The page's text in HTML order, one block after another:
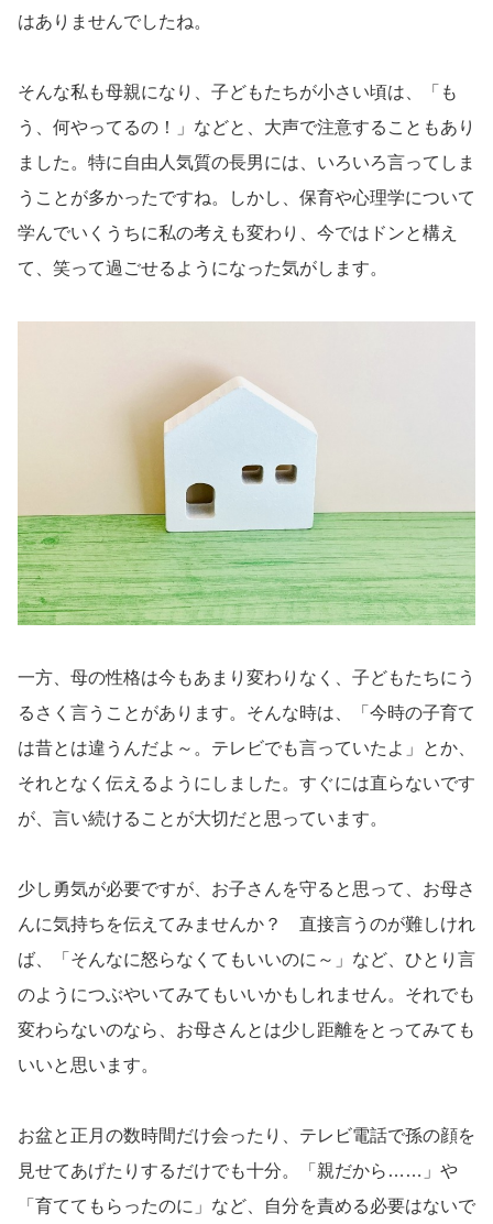
はありませんでしたね。
そんな私も母親になり、子どもたちが小さい頃は、「も
う、何やってるの！」などと、大声で注意することもあり
ました。特に自由人気質の長男には、いろいろ言ってしま
うことが多かったですね。しかし、保育や心理学について
学んでいくうちに私の考えも変わり、今ではドンと構え
て、笑って過ごせるようになった気がします。
一方、母の性格は今もあまり変わりなく、子どもたちにう
るさく言うことがあります。そんな時は、「今時の子育て
は昔とは違うんだよ～。テレビでも言っていたよ」とか、
それとなく伝えるようにしました。すぐには直らないです
が、言い続けることが大切だと思っています。
少し勇気が必要ですが、お子さんを守ると思って、お母さ
んに気持ちを伝えてみませんか？ 直接言うのが難しけれ
ば、「そんなに怒らなくてもいいのに～」など、ひとり言
のようにつぶやいてみてもいいかもしれません。それでも
変わらないのなら、お母さんとは少し距離をとってみても
いいと思います。
お盆と正月の数時間だけ会ったり、テレビ電話で孫の顔を
見せてあげたりするだけでも十分。「親だから……」や
「育ててもらったのに」など、自分を責める必要はないで